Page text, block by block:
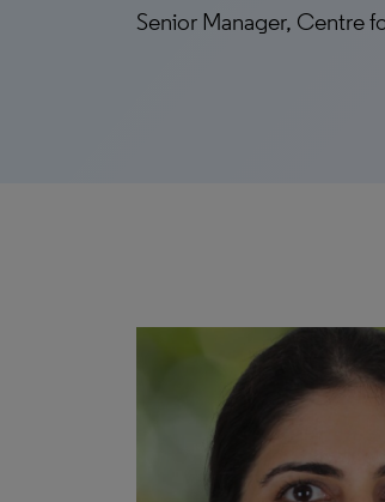
Senior Manager, Centre